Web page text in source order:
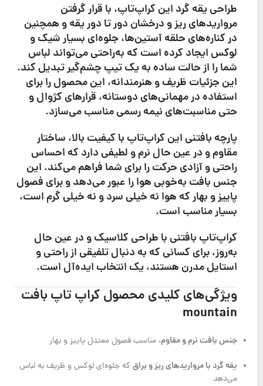
طراحی یقه گرد این کراپ‌تاپ، با قرار گرفتن
مرواریدهای ریز و درخشان دور تا دور یقه و همچنین
در کناره‌های حلقه آستین‌ها، جلوه‌ای بسیار شیک و
لوکس ایجاد کرده است که به‌راحتی می‌تواند لباس
شما را از حالت ساده به یک تیپ چشم‌گیر تبدیل کند.
این جزئیات ظریف و هنرمندانه، این محصول را برای
استفاده در مهمانی‌های دوستانه، قرارهای کژوال و
حتی مناسبت‌های نیمه رسمی مناسب می‌سازد.
پارچه بافتنی این کراپ‌تاپ با کیفیت بالا، ساختار
مقاوم و در عین حال نرم و لطیفی دارد که احساس
راحتی و آزادی حرکت را برای شما فراهم می‌کند. این
جنس بافت به‌خوبی هوا را عبور می‌دهد و برای فصول
پاییز و بهار که هوا نه خیلی سرد و نه خیلی گرم است،
بسیار مناسب است.
کراپ‌تاپ بافتنی با طراحی کلاسیک و در عین حال
به‌روز، برای کسانی که به دنبال تلفیقی از راحتی و
استایل مدرن هستند، یک انتخاب ایده‌آل است.
ویژگی‌های کلیدی محصول کراپ تاپ بافت
mountain
جنس بافت نرم و مقاوم، مناسب فصول معتدل پاییز و بهار
یقه گرد با مرواریدهای ریز و براق که جلوه‌ای لوکس و ظریف به لباس
می‌دهد